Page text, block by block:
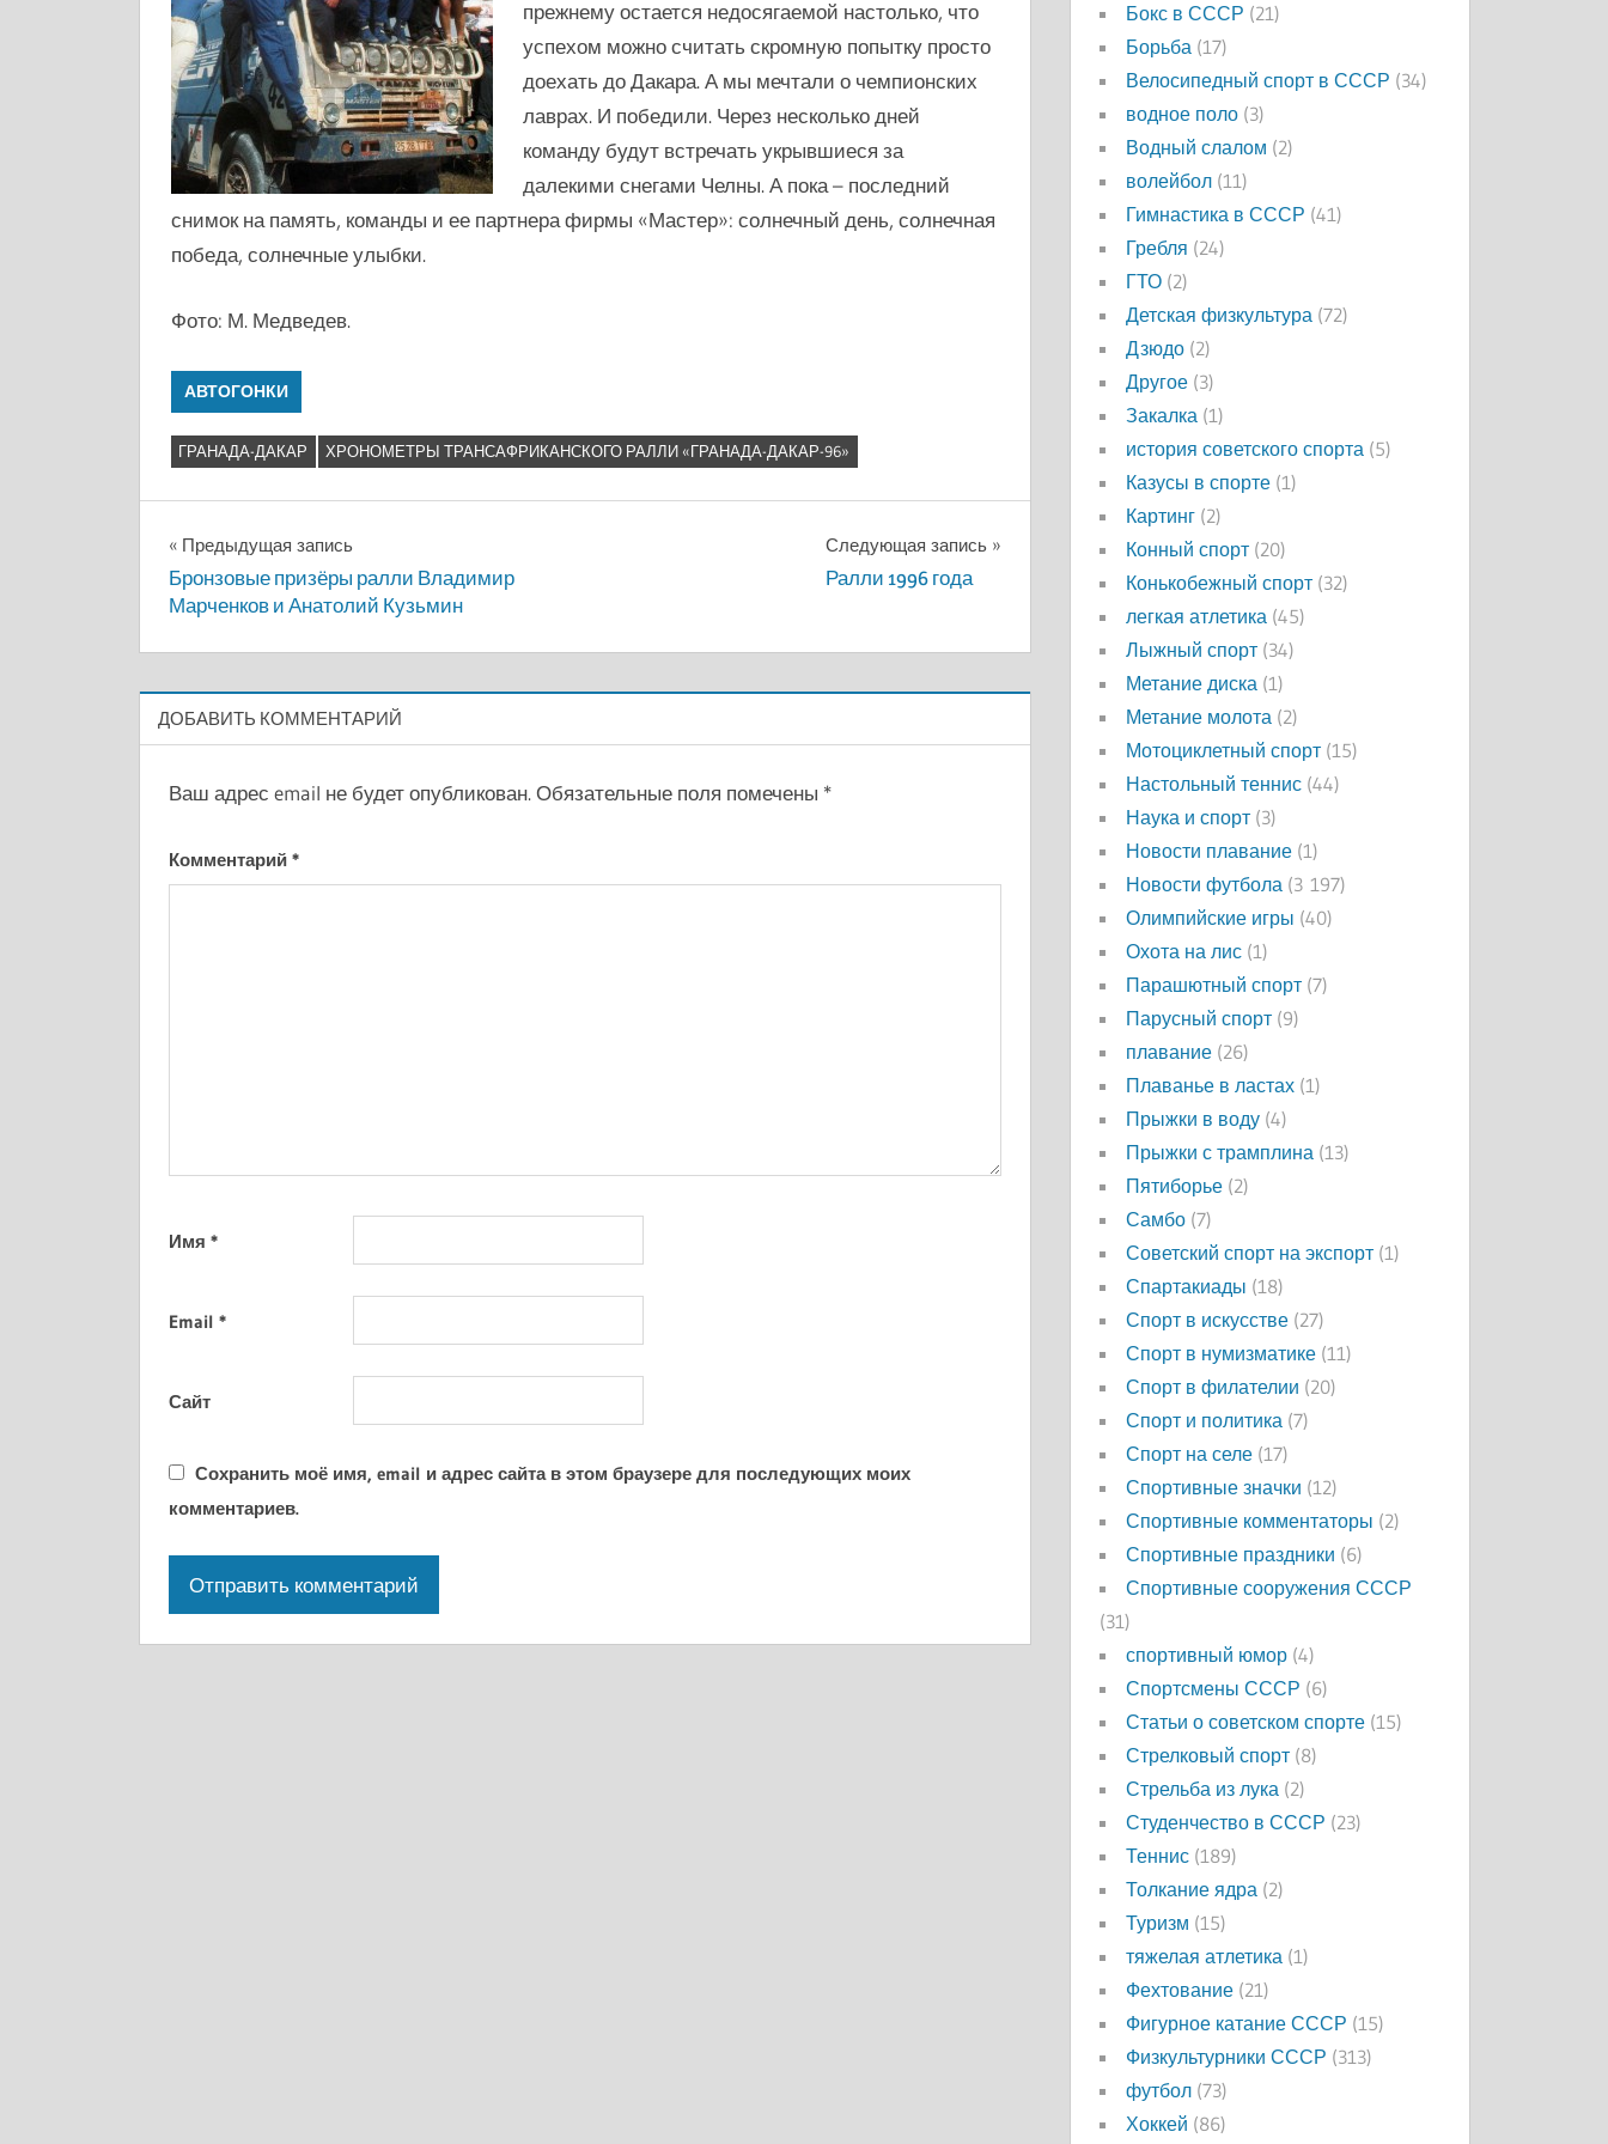
прежнему остается недосягаемой настолько, что
успехом можно считать скромную попытку просто
доехать до Дакара. А мы мечтали о чемпионских
лаврах. И победили. Через несколько дней
команду будут встречать укрывшиеся за
далекими снегами Челны. А пока – последний
снимок на память, команды и ее партнера фирмы «Мастер»: солнечный день, солнечная
победа, солнечные улыбки.
Фото: М. Медведев.
АВТОГОНКИ
ГРАНАДА-ДАКАР ХРОНОМЕТРЫ ТРАНСАФРИКАНСКОГО РАЛЛИ «ГРАНАДА-ДАКАР-96»
Навигация
по
записям
Предыдущая запись
Бронзовые призёры ралли Владимир
Марченков и Анатолий Кузьмин
Следующая запись
Ралли 1996 года
ДОБАВИТЬ КОММЕНТАРИЙ
Ваш адрес email не будет опубликован.Обязательные поля помечены *
Комментарий *
Имя *
Email *
Сайт
Сохранить моё имя, email и адрес сайта в этом браузере для последующих моих
комментариев.
Бокс в СССР (21)
Борьба (17)
Велосипедный спорт в СССР (34)
водное поло (3)
Водный слалом (2)
волейбол (11)
Гимнастика в СССР (41)
Гребля (24)
ГТО (2)
Детская физкультура (72)
Дзюдо (2)
Другое (3)
Закалка (1)
история советского спорта (5)
Казусы в спорте (1)
Картинг (2)
Конный спорт (20)
Конькобежный спорт (32)
легкая атлетика (45)
Лыжный спорт (34)
Метание диска (1)
Метание молота (2)
Мотоциклетный спорт (15)
Настольный теннис (44)
Наука и спорт (3)
Новости плавание (1)
Новости футбола (3 197)
Олимпийские игры (40)
Охота на лис (1)
Парашютный спорт (7)
Парусный спорт (9)
плавание (26)
Плаванье в ластах (1)
Прыжки в воду (4)
Прыжки с трамплина (13)
Пятиборье (2)
Самбо (7)
Советский спорт на экспорт (1)
Спартакиады (18)
Спорт в искусстве (27)
Спорт в нумизматике (11)
Спорт в филателии (20)
Спорт и политика (7)
Спорт на селе (17)
Спортивные значки (12)
Спортивные комментаторы (2)
Спортивные праздники (6)
Спортивные сооружения СССР
(31)
спортивный юмор (4)
Спортсмены СССР (6)
Статьи о советском спорте (15)
Стрелковый спорт (8)
Стрельба из лука (2)
Студенчество в СССР (23)
Теннис (189)
Толкание ядра (2)
Туризм (15)
тяжелая атлетика (1)
Фехтование (21)
Фигурное катание СССР (15)
Физкультурники СССР (313)
футбол (73)
Хоккей (86)